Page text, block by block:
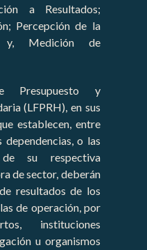
a Resultados;
Percepción de la
y, Medición de
Presupuesto y
(LFPRH), en sus
establecen, entre
dependencias, o las
su respectiva
de sector, deberán
resultados de los
de operación, por
instituciones
u organismos